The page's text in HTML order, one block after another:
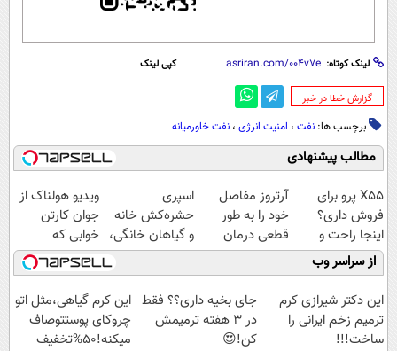
لینک کوتاه: کپی لینک
‌گزارش خطا در خبر
برچسب ها: نفت ، امنیت انرژی ، نفت خاورمیانه
مطالب پیشنهادی
X55 پرو برای
فروش داری؟
اینجا راحت و
سریع بفروشش
آرتروز مفاصل
خود را به طور
قطعی درمان
کنید!
◗پرسش‌نامه◖
اسپری
حشره‌کش خانه
و گیاهان خانگی،
نابودکننده انواع
حشرات خانگی و
آفات
ویدیو هولناک از
جوان کارتن
خوابی که
میلیاردر شد.
آموزش رایگان
از سراسر وب
این دکتر شیرازی کرم
ترمیم زخم ایرانی را
ساخت!!!
جای بخیه داری؟؟ فقط
در 3 هفته ترمیمش
کن!😍
این کرم گیاهی،مثل اتو
چروکای پوستتوصاف
میکنه!50%تخفیف